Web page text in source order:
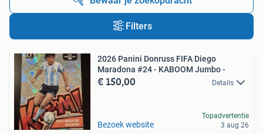
Filters
2026 Panini Donruss FIFA Diego
Maradona #24 - KABOOM Jumbo -
€ 150,00 Details
Bezoek website
Topadvertentie
3 aug 26